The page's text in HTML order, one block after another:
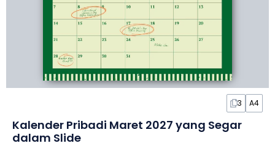
3 A4
Kalender Pribadi Maret 2027 yang Segar
dalam Slide